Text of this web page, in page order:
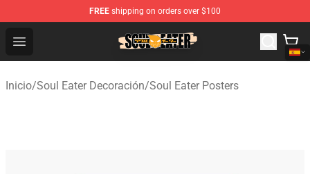
FREE shipping on orders over $100
Open menu
Soul Eater Store - Official Soul Eater Merchandise Shop
Inicio/Soul Eater Decoración/Soul Eater Posters